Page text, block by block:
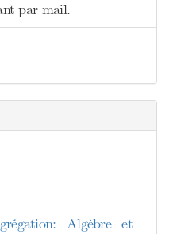
par mail.
Algèbre et